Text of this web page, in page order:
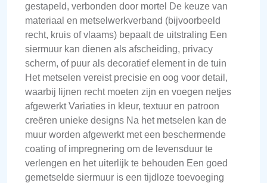
gestapeld, verbonden door mortel De keuze van
materiaal en metselwerkverband (bijvoorbeeld
recht, kruis of vlaams) bepaalt de uitstraling Een
siermuur kan dienen als afscheiding, privacy
scherm, of puur als decoratief element in de tuin
Het metselen vereist precisie en oog voor detail,
waarbij lijnen recht moeten zijn en voegen netjes
afgewerkt Variaties in kleur, textuur en patroon
creëren unieke designs Na het metselen kan de
muur worden afgewerkt met een beschermende
coating of impregnering om de levensduur te
verlengen en het uiterlijk te behouden Een goed
gemetselde siermuur is een tijdloze toevoeging